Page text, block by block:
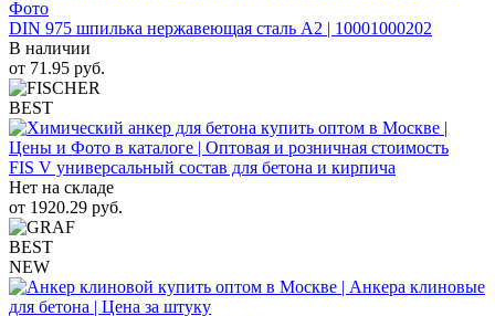
DIN 975 шпилька нержавеющая сталь A2 | 10001000202
В наличии
от 71.95 руб.
BEST
FIS V универсальный состав для бетона и кирпича
Нет на складе
от 1920.29 руб.
BEST
NEW